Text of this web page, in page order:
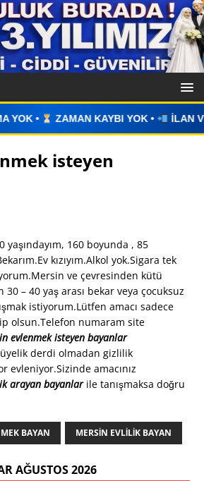
• İLAN VERİN • WHATSAPP
isteyen
yaşındayım, 160 boyunda , 85
kızıyım.Alkol yok.Sigara tek
ve çevresinden kütü
30 – 40 yaş arası bekar veya çocuksuz
istiyorum.Lütfen amacı sadece
olsun.Telefon numaram site
evlenmek isteyen bayanlar
derdi olmadan gizlilik
evleniyor.Sizinde amacınız
arayan bayanlarile tanışmaksa doğru
BAYAN MERSIN EVLILIK BAYAN
AĞUSTOS 2026